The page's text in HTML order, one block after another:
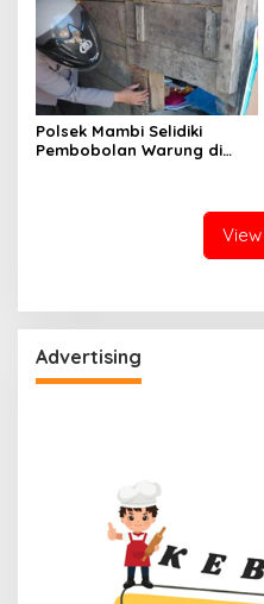
Polsek Mambi Selidiki
Pembobolan Warung di
Advertising